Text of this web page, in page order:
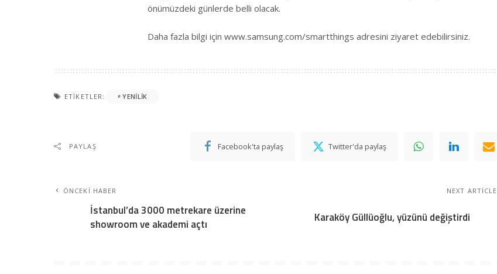
önümüzdeki günlerde belli olacak.
Daha fazla bilgi için www.samsung.com/smartthings adresini ziyaret edebilirsiniz.
ETIKETLER: YENILIK
PAYLAŞ Facebook'ta paylaş Twitter'da paylaş
ÖNCEKI HABER
İstanbul’da 3000 metrekare üzerine
showroom ve akademi açtı
NEXT ARTICLE
Karaköy Güllüoğlu, yüzünü değiştirdi